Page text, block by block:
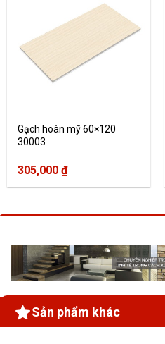
Gạch hoàn mỹ 60×120
30003
305,000 ₫
Sản phẩm khác